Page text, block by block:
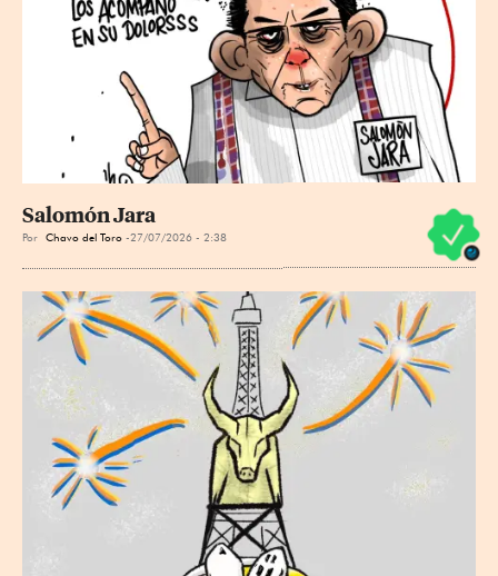
Salomón Jara
Por Chavo del Toro 27/07/2026 - 2:38